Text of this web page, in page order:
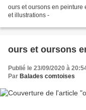
ours et oursons en peinture
et illustrations -
ours et oursons
Publié le 23/09/2020 à
Par Balades comtoises